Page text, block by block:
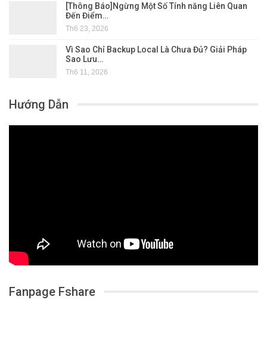
[Thông Báo]Ngừng Một Số Tính năng Liên Quan
Đến Điểm…
Th6 23, 2026
Vì Sao Chỉ Backup Local Là Chưa Đủ? Giải Pháp
Sao Lưu…
Th6 11, 2026
Hướng Dẫn
Fanpage Fshare